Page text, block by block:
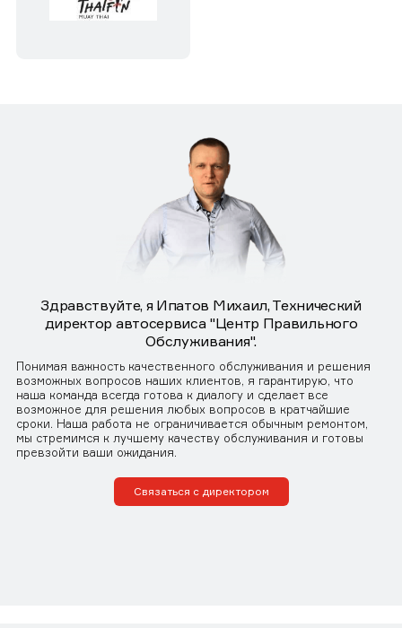
Здравствуйте, я Ипатов Михаил, Технический
директор автосервиса "Центр Правильного
Обслуживания".
Понимая важность качественного обслуживания и решения
возможных вопросов наших клиентов, я гарантирую, что
наша команда всегда готова к диалогу и сделает все
возможное для решения любых вопросов в кратчайшие
сроки. Наша работа не ограничивается обычным ремонтом,
мы стремимся к лучшему качеству обслуживания и готовы
превзойти ваши ожидания.
Связаться с директором